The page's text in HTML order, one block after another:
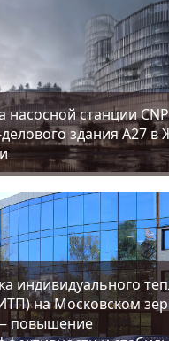
насосной станции
здания А27 в
индивидуального
на Московском
повышение